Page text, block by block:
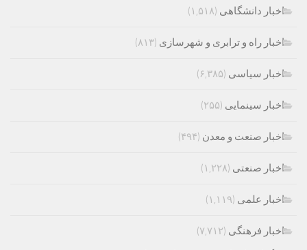
اخبار دانشگاهی (۱,۵۱۸)
اخبار راه و ترابری و شهرسازی (۸۱۳)
اخبار سیاسی (۶,۳۸۵)
اخبار سینمایی (۲۵۵)
اخبار صنعت و معدن (۴۹۴)
اخبار صنعتی (۱,۲۲۸)
اخبار علمی (۱,۱۱۹)
اخبار فرهنگی (۷,۷۱۲)